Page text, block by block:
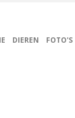
DIEREN FOTO'S